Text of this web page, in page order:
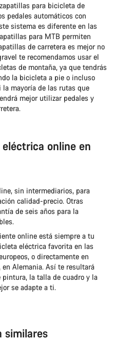
para bicicleta de
pedales automáticos con
sistema es diferente en las
para MTB permiten
de carretera es mejor no
te recomendamos usar el
de montaña, ya que tendrás
la bicicleta a pie o incluso
mayoría de las rutas que
mejor utilizar pedales y
online en
sin intermediarios, para
calidad-precio. Otras
de seis años para la
online está siempre a tu
eléctrica favorita en las
o directamente en
en Alemania. Así te resultará
la talla de cuadro y la
se adapte a ti.
similares